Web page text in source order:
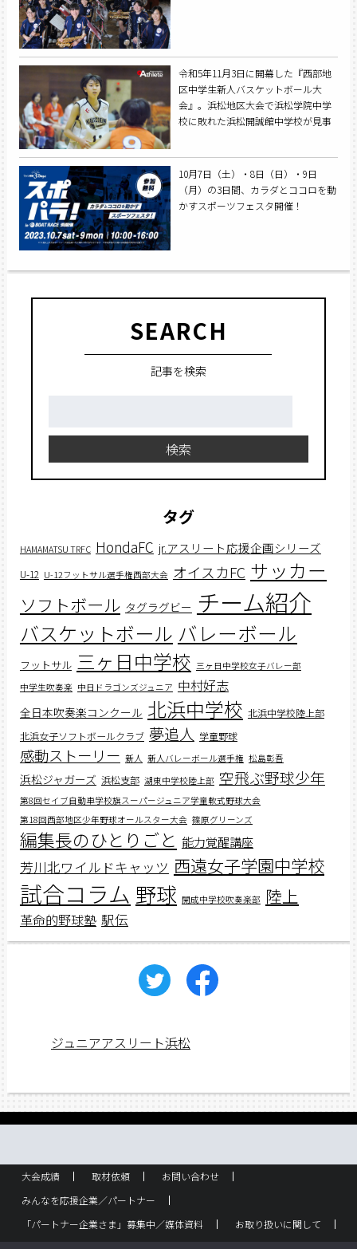
令和5年11月3日に開幕した『西部地
区中学生新人バスケットボール大
会』。浜松地区大会で浜松学院中学
校に敗れた浜松開誠館中学校が見事
10月7日（土）・8日（日）・9日
（月）の3日間、カラダとココロを動
かすスポーツフェスタ開催！
SEARCH
記事を検索
検索
タグ
HAMAMATSU TRFC HondaFC jr.アスリート応援企画シリーズ
U-12 U-12フットサル選手権西部大会 オイスカFC サッカー
ソフトボール タグラグビー チーム紹介
バスケットボール バレーボール
フットサル 三ヶ日中学校 三ヶ日中学校女子バレー部
中学生吹奏楽 中日ドラゴンズジュニア 中村好志
全日本吹奏楽コンクール 北浜中学校 北浜中学校陸上部
北浜女子ソフトボールクラブ 夢追人 学童野球
感動ストーリー 新人 新人バレーボール選手権 松島彰吾
浜松ジャガーズ 浜松支部 湖東中学校陸上部 空飛ぶ野球少年
第8回セイブ自動車学校旗スーパージュニア学童軟式野球大会
第18回西部地区少年野球オールスター大会 篠原グリーンズ
編集長のひとりごと 能力覚醒講座
芳川北ワイルドキャッツ 西遠女子学園中学校
試合コラム 野球 開成中学校吹奏楽部 陸上
革命的野球塾 駅伝
ジュニアアスリート浜松
大会成績 取材依頼
お問い合わせ
みんなを応援企業／パートナー
「パートナー企業さま」募集中／媒体資料
お取り扱いに関して